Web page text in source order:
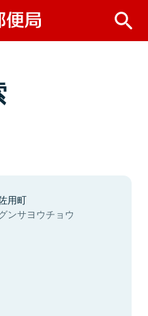
用町
ンサヨウチョウ